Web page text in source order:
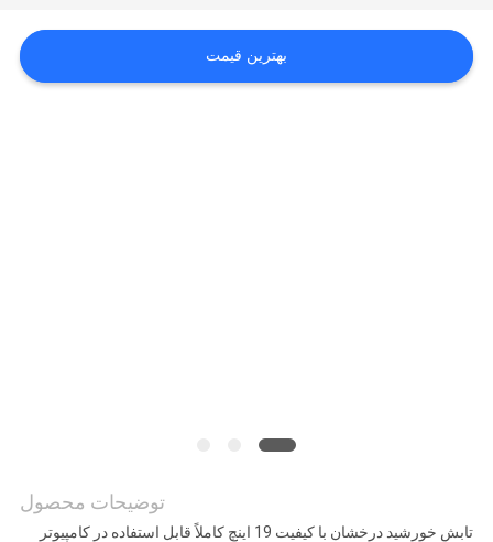
تماس
بگیرید
بهترین قیمت
توضیحات محصول
تابش خورشید درخشان با کیفیت 19 اینچ کاملاً قابل استفاده در کامپیوتر